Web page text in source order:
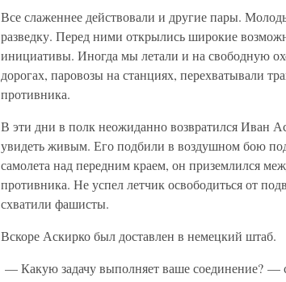
Все слаженнее действовали и другие пары.
разведку. Перед ними открылись широкие
инициативы. Иногда мы летали и на свободную
дорогах, паровозы на станциях, перехватывали
противника.
В эти дни в полк неожиданно возвратился Иван
увидеть живым. Его подбили в воздушном бою
самолета над передним краем, он приземлился
противника. Не успел летчик освободиться от
схватили фашисты.
Вскоре Аскирко был доставлен в немецкий штаб.
— Какую задачу выполняет ваше соединение? —